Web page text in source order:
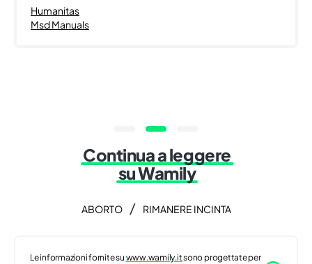
Humanitas
Msd Manuals
Continua a leggere
su Wamily
ABORTO / RIMANERE INCINTA
Le informazioni fornite su www.wamily.itsono progettate per